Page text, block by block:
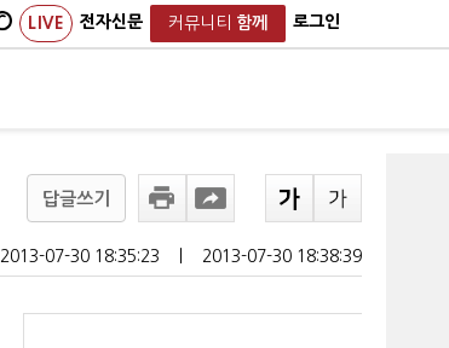
LIVE 전자신문 커뮤니티 함께 로그인
답글쓰기
2013-07-30 18:35:23 2013-07-30 18:38:39